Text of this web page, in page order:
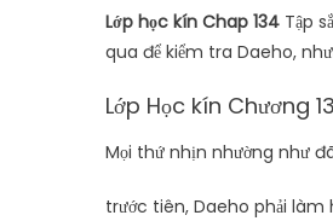
Lớp học kín Chap 134 Tập
qua để kiểm tra Daeho,
Lớp Học kín Chương
Mọi thứ nhịn nhường như
trước tiên, Daeho phải